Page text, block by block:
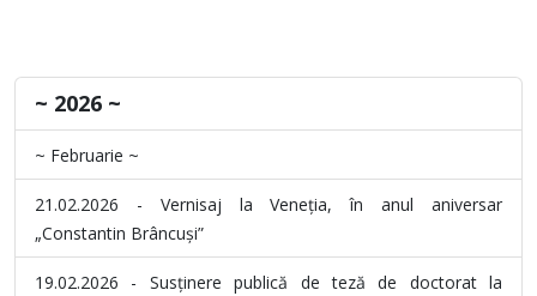
~ 2026 ~
~ Februarie ~
21.02.2026 - Vernisaj la Veneția, în anul aniversar
„Constantin Brâncuși”
19.02.2026 - Susținere publică de teză de doctorat la